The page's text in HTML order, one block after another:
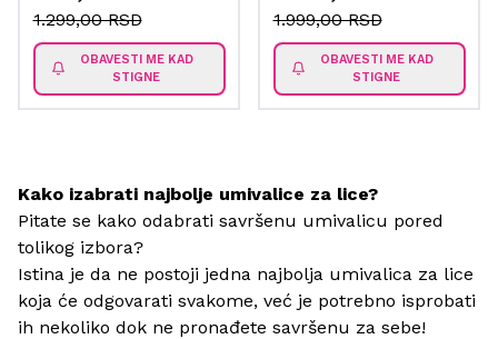
1.299,00 RSD
OBAVESTI ME KAD
STIGNE
1.999,00 RSD
OBAVESTI ME KAD
STIGNE
Kako izabrati najbolje umivalice za lice?
Pitate se kako odabrati savršenu umivalicu pored
tolikog izbora?
Istina je da ne postoji jedna najbolja umivalica za lice
koja će odgovarati svakome, već je potrebno isprobati
ih nekoliko dok ne pronađete savršenu za sebe!